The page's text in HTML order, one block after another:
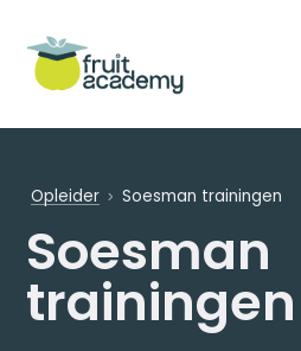
Opleider Soesman trainingen
Soesman
trainingen